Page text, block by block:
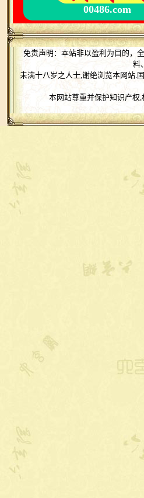
00486.com
免责声明：本站非以盈利为目的，
料
未满十八岁之人士,谢绝浏览本网站.
本网站尊重并保护知识产权